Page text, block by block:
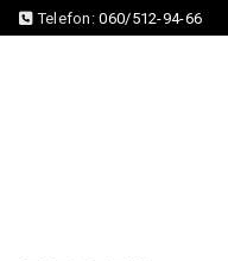
Telefon:060/512-94-66